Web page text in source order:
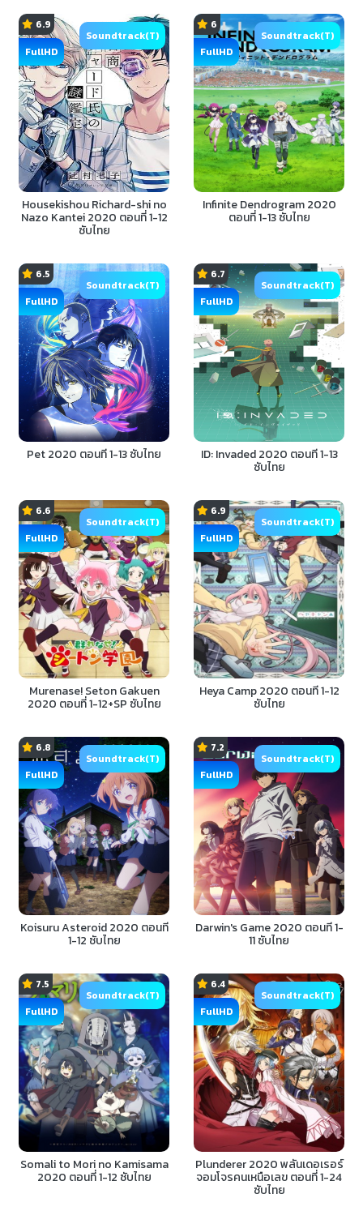
6.9
FullHD
Soundtrack(T)
Housekishou Richard-shi no
Nazo Kantei 2020 ตอนที่ 1-12
ซับไทย
6
FullHD
Soundtrack(T)
Infinite Dendrogram 2020
ตอนที่ 1-13 ซับไทย
6.5
FullHD
Soundtrack(T)
Pet 2020 ตอนที่ 1-13 ซับไทย
6.7
FullHD
Soundtrack(T)
ID: Invaded 2020 ตอนที่ 1-13
ซับไทย
6.6
FullHD
Soundtrack(T)
Murenase! Seton Gakuen
2020 ตอนที่ 1-12+SP ซับไทย
6.9
FullHD
Soundtrack(T)
Heya Camp 2020 ตอนที่ 1-12
ซับไทย
6.8
FullHD
Soundtrack(T)
Koisuru Asteroid 2020 ตอนที่
1-12 ซับไทย
7.2
FullHD
Soundtrack(T)
Darwin's Game 2020 ตอนที่ 1-
11 ซับไทย
7.5
FullHD
Soundtrack(T)
Somali to Mori no Kamisama
2020 ตอนที่ 1-12 ซับไทย
6.4
FullHD
Soundtrack(T)
Plunderer 2020 พลันเดอเรอร์
จอมโจรคนเหนือเลข ตอนที่ 1-24
ซับไทย